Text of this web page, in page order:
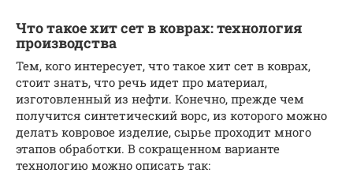
Что такое хит сет в коврах: технология
производства
Тем, кого интересует, что такое хит сет в коврах,
стоит знать, что речь идет про материал,
изготовленный из нефти. Конечно, прежде чем
получится синтетический ворс, из которого можно
делать ковровое изделие, сырье проходит много
этапов обработки. В сокращенном варианте
технологию можно описать так: